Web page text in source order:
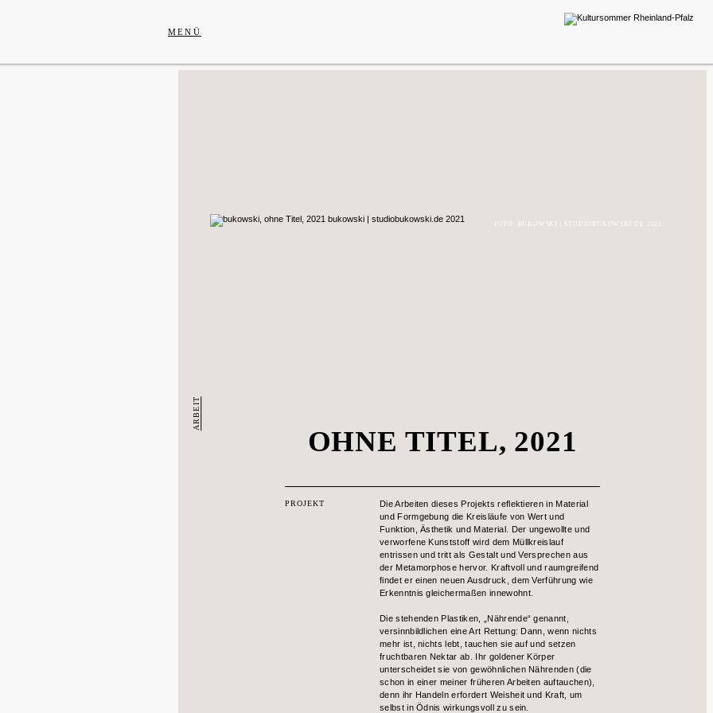
MENÜ
FOTO: BUKOWSKI | STUDIOBUKOWSKI.DE 2021
OHNE TITEL, 2021
PROJEKT
Die Arbeiten dieses Projekts reflektieren in Material
und Formgebung die Kreisläufe von Wert und
Funktion, Ästhetik und Material. Der ungewollte und
verworfene Kunststoff wird dem Müllkreislauf
entrissen und tritt als Gestalt und Versprechen aus
der Metamorphose hervor. Kraftvoll und raumgreifend
findet er einen neuen Ausdruck, dem Verführung wie
Erkenntnis gleichermaßen innewohnt.
Die stehenden Plastiken, „Nährende“ genannt,
versinnbildlichen eine Art Rettung: Dann, wenn nichts
mehr ist, nichts lebt, tauchen sie auf und setzen
fruchtbaren Nektar ab. Ihr goldener Körper
unterscheidet sie von gewöhnlichen Nährenden (die
schon in einer meiner früheren Arbeiten auftauchen),
denn ihr Handeln erfordert Weisheit und Kraft, um
selbst in Ödnis wirkungsvoll zu sein.
ARBEIT